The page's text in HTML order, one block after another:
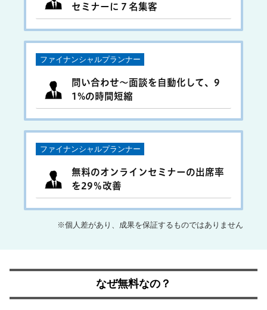
セミナーに７名集客
ファイナンシャルプランナー
問い合わせ〜面談を自動化して、9
1%の時間短縮
ファイナンシャルプランナー
無料のオンラインセミナーの出席率
を29％改善
※個人差があり、成果を保証するものではありません
なぜ無料なの？